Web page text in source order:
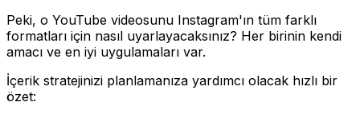
Peki, o YouTube videosunu Instagram'ın tüm farklı
formatları için nasıl uyarlayacaksınız? Her birinin kendi
amacı ve en iyi uygulamaları var.
İçerik stratejinizi planlamanıza yardımcı olacak hızlı bir
özet: